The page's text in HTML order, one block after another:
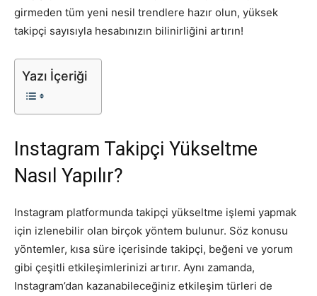
girmeden tüm yeni nesil trendlere hazır olun, yüksek
takipçi sayısıyla hesabınızın bilinirliğini artırın!
Yazı İçeriği
Instagram Takipçi Yükseltme
Nasıl Yapılır?
Instagram platformunda takipçi yükseltme işlemi yapmak
için izlenebilir olan birçok yöntem bulunur. Söz konusu
yöntemler, kısa süre içerisinde takipçi, beğeni ve yorum
gibi çeşitli etkileşimlerinizi artırır. Aynı zamanda,
Instagram’dan kazanabileceğiniz etkileşim türleri de